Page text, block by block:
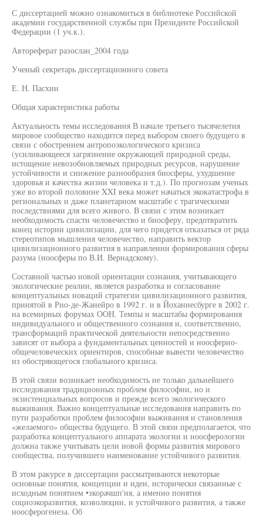
С диссертацией можно ознакомиться в библиотеке Российской
академии государственной службы при Президенте Российской
Федерации (1 уч.к.).
Автореферат разослан_2004 года
Ученый секретарь диссертационного совета
Е. Н. Пасхин
Общая характеристика работы
Актуальность темы исследования В начале третьего тысячелетия
мировое сообщество находится перед выбором своего будущего в
связи с обострением антропоэкологического кризиса
(усиливающееся загрязнение окружающей природной среды,
истощение невозобновляемых природных ресурсов, нарушение
устойчивости и снижение разнообразия биосферы, ухудшение
здоровья и качества жизни человека и т.д.). По прогнозам ученых
уже во второй половине XXI века может начаться экокатастрофа в
региональных и даже планетарном масштабе с трагическими
последствиями для всего живого. В связи с этим возникает
необходимость спасти человечество и биосферу, предотвратить
конец истории цивилизации, для чего придется отказаться от ряда
стереотипов мышления человечество, направить вектор
цивилизационного развития в направлении формирования сферы
разума (ноосферы по В.И. Вернадскому).
Составной частью новой ориентации сознания, учитывающего
экологические реалии, является разработка и согласование
концептуальных новаций стратегии цивилизационного развития,
принятой в Рио-де-Жанейро в 1992 г. и в Йоханнесбурге в 2002 г.
на всемирных форумах ООН. Темпы и масштабы формирования
индивидуального и общественного сознания и, соответственно,
трансформаций практической деятельности непосредственно
зависят от выбора а фундаментальных ценностей и ноосферно-
общечеловеческих ориентиров, способные вывести человечество
из обостряющегося глобального кризиса.
В этой связи возникает необходимость не только дальнейшего
исследования традиционных проблем философии, но и
экзистенциальных вопросов и прежде всего экологического
выживания. Важно концептуальные исследования направить по
пути разработки проблем философии выживания и становления
«желаемого» общества будущего. В этой связи предполагается, что
разработка концептуального аппарата экологии и ноосферологии
должна также учитывать цели новой формы развития мирового
сообщества, получившего наименование устойчивого развития.
В этом ракурсе в диссертации рассматриваются некоторые
основные понятия, концепции и идеи, исторически связанные с
исходным понятием •зкорачшп'ня, а именно понятия
социоэкоразвития, коэволюции, и устойчивого развития, а также
ноосферогенеза. Об